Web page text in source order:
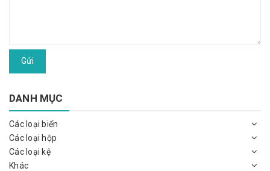
Gửi
DANH MỤC
Các loại biển
Các loại hộp
Các loại kệ
Khác